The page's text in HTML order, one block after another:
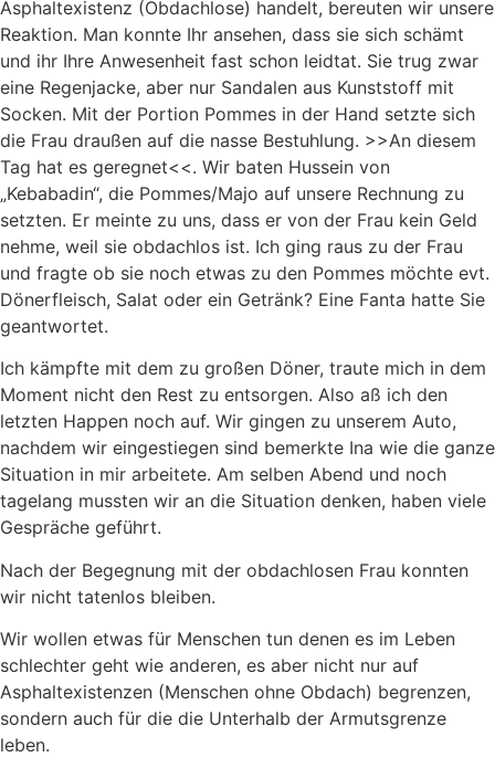
Asphaltexistenz (Obdachlose) handelt, bereuten wir unsere
Reaktion. Man konnte Ihr ansehen, dass sie sich schämt
und ihr Ihre Anwesenheit fast schon leidtat. Sie trug zwar
eine Regenjacke, aber nur Sandalen aus Kunststoff mit
Socken. Mit der Portion Pommes in der Hand setzte sich
die Frau draußen auf die nasse Bestuhlung. >>An diesem
Tag hat es geregnet<<. Wir baten Hussein von
„Kebabadin“, die Pommes/Majo auf unsere Rechnung zu
setzten. Er meinte zu uns, dass er von der Frau kein Geld
nehme, weil sie obdachlos ist. Ich ging raus zu der Frau
und fragte ob sie noch etwas zu den Pommes möchte evt.
Dönerfleisch, Salat oder ein Getränk? Eine Fanta hatte Sie
geantwortet.
Ich kämpfte mit dem zu großen Döner, traute mich in dem
Moment nicht den Rest zu entsorgen. Also aß ich den
letzten Happen noch auf. Wir gingen zu unserem Auto,
nachdem wir eingestiegen sind bemerkte Ina wie die ganze
Situation in mir arbeitete. Am selben Abend und noch
tagelang mussten wir an die Situation denken, haben viele
Gespräche geführt.
Nach der Begegnung mit der obdachlosen Frau konnten
wir nicht tatenlos bleiben.
Wir wollen etwas für Menschen tun denen es im Leben
schlechter geht wie anderen, es aber nicht nur auf
Asphaltexistenzen (Menschen ohne Obdach) begrenzen,
sondern auch für die die Unterhalb der Armutsgrenze
leben.